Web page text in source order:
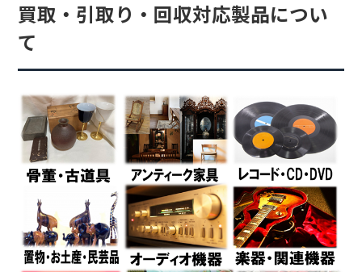
買取・引取り・回収対応製品につい
て